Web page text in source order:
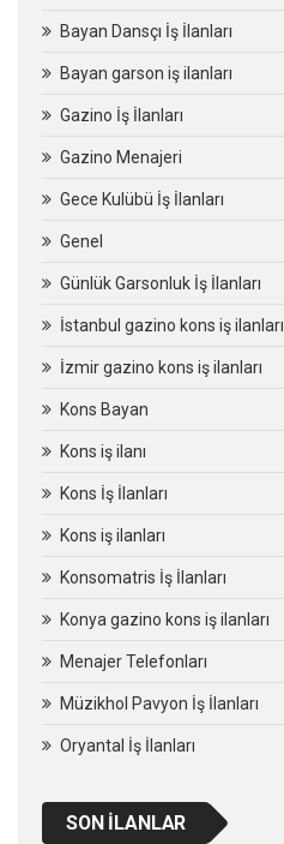
Bayan Dansçı İş İlanları
Bayan garson iş ilanları
Gazino İş İlanları
Gazino Menajeri
Gece Kulübü İş İlanları
Genel
Günlük Garsonluk İş İlanları
İstanbul gazino kons iş ilanları
İzmir gazino kons iş ilanları
Kons Bayan
Kons iş ilanı
Kons İş İlanları
Kons iş ilanları
Konsomatris İş İlanları
Konya gazino kons iş ilanları
Menajer Telefonları
Müzikhol Pavyon İş İlanları
Oryantal İş İlanları
SON İLANLAR